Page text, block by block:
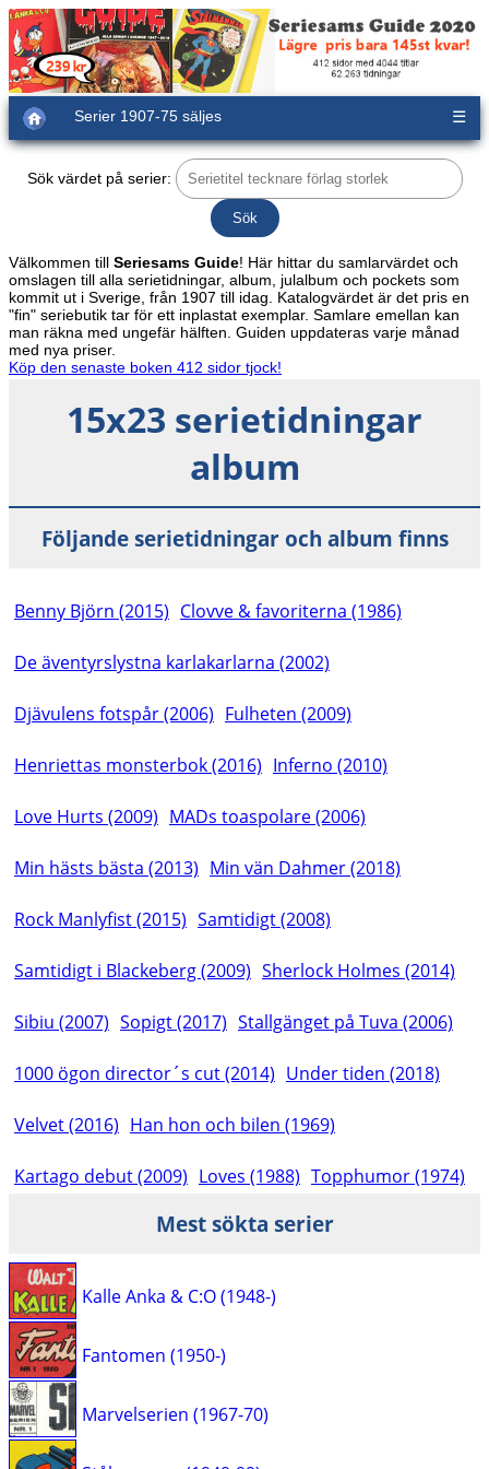
Serier 1907-75 säljes ☰
Sök värdet på serier:
Välkommen till Seriesams Guide! Här hittar du samlarvärdet och
omslagen till alla serietidningar, album, julalbum och pockets som
kommit ut i Sverige, från 1907 till idag. Katalogvärdet är det pris en
"fin" seriebutik tar för ett inplastat exemplar. Samlare emellan kan
man räkna med ungefär hälften. Guiden uppdateras varje månad
med nya priser.
Köp den senaste boken 412 sidor tjock!
15x23 serietidningar
album
Följande serietidningar och album finns
Benny Björn (2015) Clovve & favoriterna (1986)
De äventyrslystna karlakarlarna (2002)
Djävulens fotspår (2006) Fulheten (2009)
Henriettas monsterbok (2016) Inferno (2010)
Love Hurts (2009) MADs toaspolare (2006)
Min hästs bästa (2013) Min vän Dahmer (2018)
Rock Manlyfist (2015) Samtidigt (2008)
Samtidigt i Blackeberg (2009) Sherlock Holmes (2014)
Sibiu (2007) Sopigt (2017) Stallgänget på Tuva (2006)
1000 ögon director´s cut (2014) Under tiden (2018)
Velvet (2016) Han hon och bilen (1969)
Kartago debut (2009) Loves (1988) Topphumor (1974)
Mest sökta serier
Kalle Anka & C:O (1948-)
Fantomen (1950-)
Marvelserien (1967-70)